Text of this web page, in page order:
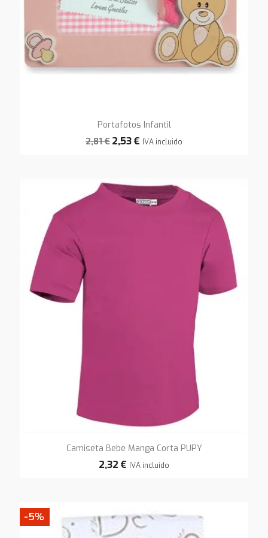
Portafotos Infantil
2,81 € 2,53 € IVA incluido
Camiseta Bebe Manga Corta PUPY
2,32 € IVA incluido
-5%